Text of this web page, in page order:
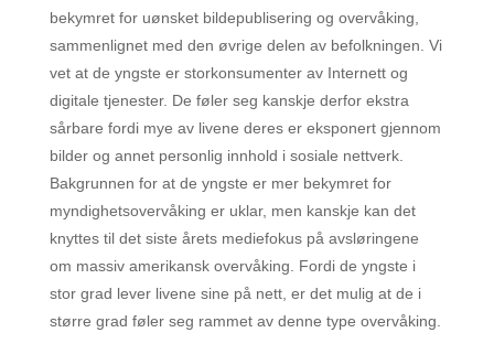
bekymret for uønsket bildepublisering og overvåking,
sammenlignet med den øvrige delen av befolkningen. Vi
vet at de yngste er storkonsumenter av Internett og
digitale tjenester. De føler seg kanskje derfor ekstra
sårbare fordi mye av livene deres er eksponert gjennom
bilder og annet personlig innhold i sosiale nettverk.
Bakgrunnen for at de yngste er mer bekymret for
myndighetsovervåking er uklar, men kanskje kan det
knyttes til det siste årets mediefokus på avsløringene
om massiv amerikansk overvåking. Fordi de yngste i
stor grad lever livene sine på nett, er det mulig at de i
større grad føler seg rammet av denne type overvåking.